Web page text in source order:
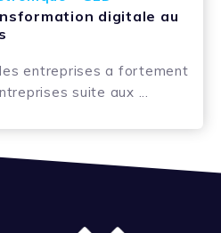
digitale au
entreprises a fortement
suite aux ...